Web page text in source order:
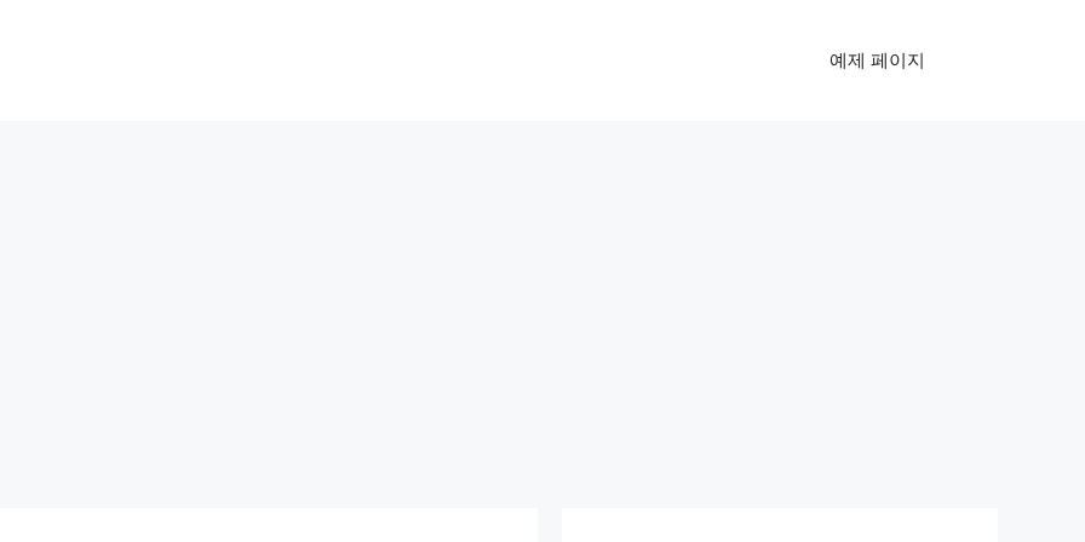
예제 페이지